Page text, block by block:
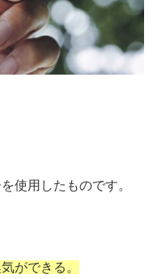
使用したものです。
ができる。